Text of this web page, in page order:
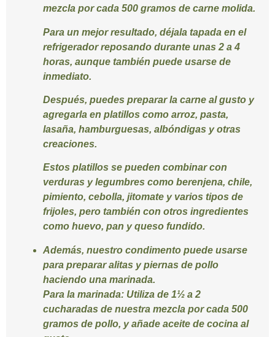
mezcla por cada 500 gramos de carne molida.
Para un mejor resultado, déjala tapada en el
refrigerador reposando durante unas 2 a 4
horas, aunque también puede usarse de
inmediato.
Después, puedes preparar la carne al gusto y
agregarla en platillos como arroz, pasta,
lasaña, hamburguesas, albóndigas y otras
creaciones.
Estos platillos se pueden combinar con
verduras y legumbres como berenjena, chile,
pimiento, cebolla, jitomate y varios tipos de
frijoles, pero también con otros ingredientes
como huevo, pan y queso fundido.
Además, nuestro condimento puede usarse
para preparar alitas y piernas de pollo
haciendo una marinada.
Para la marinada: Utiliza de 1½ a 2
cucharadas de nuestra mezcla por cada 500
gramos de pollo, y añade aceite de cocina al